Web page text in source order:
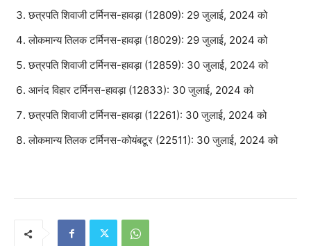
छत्रपति शिवाजी टर्मिनस-हावड़ा (12809): 29 जुलाई, 2024 को
लोकमान्य तिलक टर्मिनस-हावड़ा (18029): 29 जुलाई, 2024 को
छत्रपति शिवाजी टर्मिनस-हावड़ा (12859): 30 जुलाई, 2024 को
आनंद विहार टर्मिनस-हावड़ा (12833): 30 जुलाई, 2024 को
छत्रपति शिवाजी टर्मिनस-हावड़ा (12261): 30 जुलाई, 2024 को
लोकमान्य तिलक टर्मिनस-कोयंबटूर (22511): 30 जुलाई, 2024 को